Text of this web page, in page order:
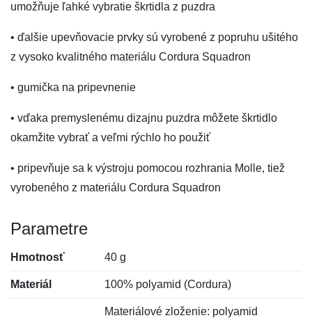
umožňuje ľahké vybratie škrtidla z puzdra
• ďalšie upevňovacie prvky sú vyrobené z popruhu ušitého
z vysoko kvalitného materiálu Cordura Squadron
• gumička na pripevnenie
• vďaka premyslenému dizajnu puzdra môžete škrtidlo
okamžite vybrať a veľmi rýchlo ho použiť
• pripevňuje sa k výstroju pomocou rozhrania Molle, tiež
vyrobeného z materiálu Cordura Squadron
Parametre
Hmotnosť 40 g
Materiál 100% polyamid (Cordura)
Materiálové zloženie: polyamid